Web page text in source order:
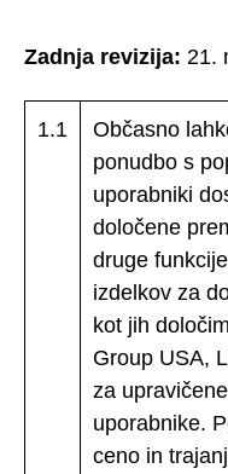
Zadnja revizija: 21.
1.1
Občasno
ponudbo s
uporabniki
določene
druge
izdelkov za
kot jih
Group USA,
za
uporabnike.
ceno in